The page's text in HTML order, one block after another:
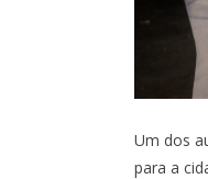
Um dos
para a